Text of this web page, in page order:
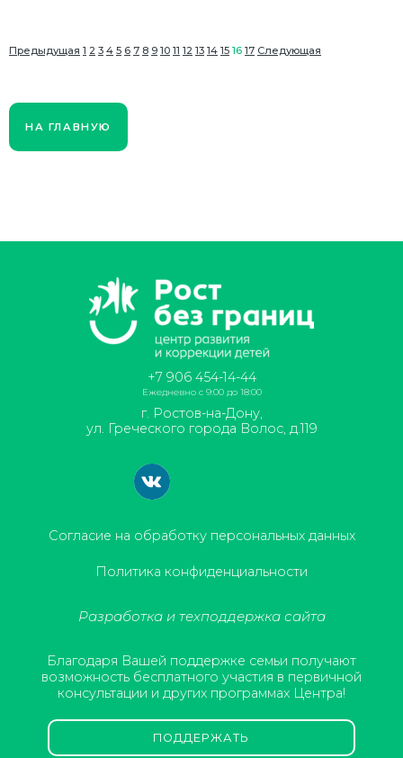
Предыдущая 1 2 3 4 5 6 7 8 9 10 11 12 13 14 15 16 17 Следующая
НА ГЛАВНУЮ
+7 906 454-14-44
Ежедневно с 9:00 до 18:00
г. Ростов-на-Дону,
ул. Греческого города Волос, д.119
Согласие на обработку персональных данных
Политика конфиденциальности
Разработка и техподдержка сайта
Благодаря Вашей поддержке семьи получают
возможность бесплатного участия в первичной
консультации и других программах Центра!
ПОДДЕРЖАТЬ